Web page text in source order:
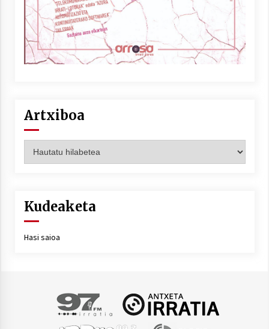
Telebistaren eskutik
2021/06/30
Artxiboa
Kudeaketa
Hasi saioa